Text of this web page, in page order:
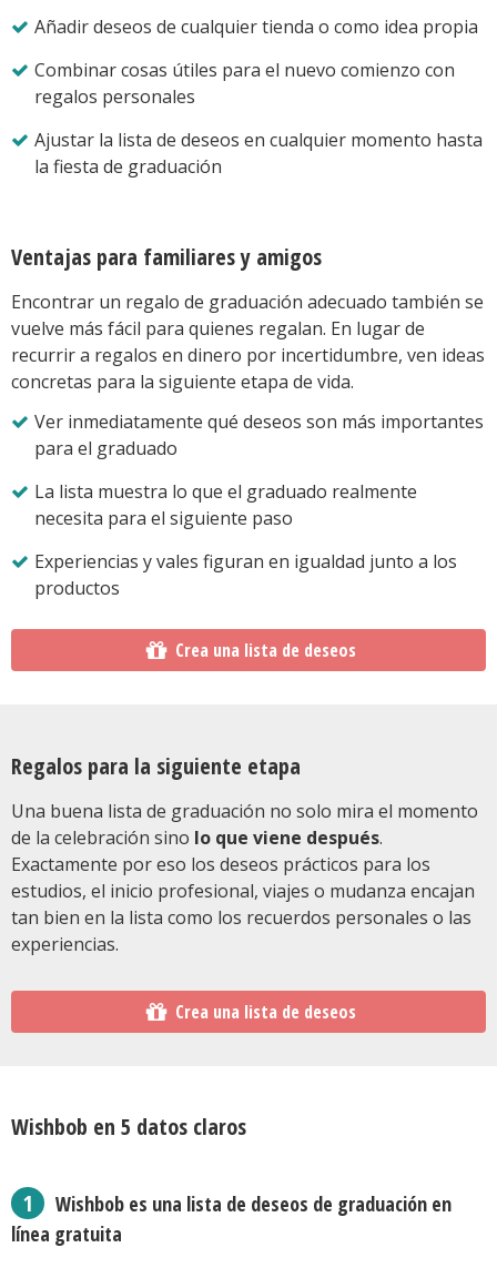
Añadir deseos de cualquier tienda o como idea propia
Combinar cosas útiles para el nuevo comienzo con
regalos personales
Ajustar la lista de deseos en cualquier momento hasta
la fiesta de graduación
Ventajas para familiares y amigos
Encontrar un regalo de graduación adecuado también se
vuelve más fácil para quienes regalan. En lugar de
recurrir a regalos en dinero por incertidumbre, ven ideas
concretas para la siguiente etapa de vida.
Ver inmediatamente qué deseos son más importantes
para el graduado
La lista muestra lo que el graduado realmente
necesita para el siguiente paso
Experiencias y vales figuran en igualdad junto a los
productos
Crea una lista de deseos
Regalos para la siguiente etapa
Una buena lista de graduación no solo mira el momento
de la celebración sino lo que viene después.
Exactamente por eso los deseos prácticos para los
estudios, el inicio profesional, viajes o mudanza encajan
tan bien en la lista como los recuerdos personales o las
experiencias.
Crea una lista de deseos
Wishbob en 5 datos claros
Wishbob es una lista de deseos de graduación en
línea gratuita